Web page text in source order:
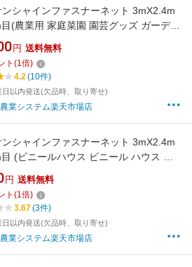
ンシャインファスナーネット 3mX2.4m
(農業用 家庭菜園 園芸グッズ ガーデニ
芸用 園芸用品 農業資材 農業用資材 ネッ
本農業システム楽天市場店 ガーデニン
農業用品 ガーデニンググッズ 園芸グッ
園芸道具 園芸用具 農業用具)
円 送料無料
ト (1倍)
4.2(10件)
日以内発送(欠品時、取り寄せ)
業システム楽天市場店
ンシャインファスナーネット 3mX2.4m
(ビニールハウス ビニール ハウス 部
ネル 栽培 資材 家庭菜園 害虫 サンシャ
業用 園芸ネット 虫よけネット 虫除け 防
農業 用 防虫 網 ネット 農業資材 農業
園芸資材 園芸用資材・雑品 園芸用品)
円 送料無料
ト (1倍)
3.67(3件)
日以内発送(欠品時、取り寄せ)
業システム楽天市場店